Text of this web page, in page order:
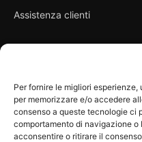
Per fornire le migliori
per memorizzare e/o accedere
consenso a queste tecnologie ci
comportamento di navigazione o
acconsentire o ritirare il
Assistenza clienti
Privacy Policy
Condizioni di vendita